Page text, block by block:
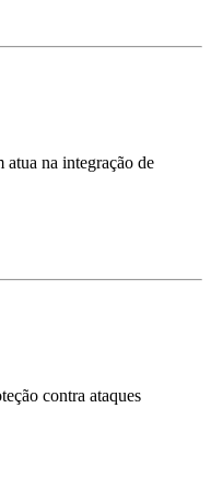
atua na integração de
contra ataques